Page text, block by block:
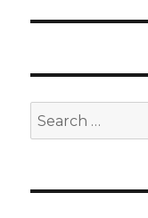
Search
for: